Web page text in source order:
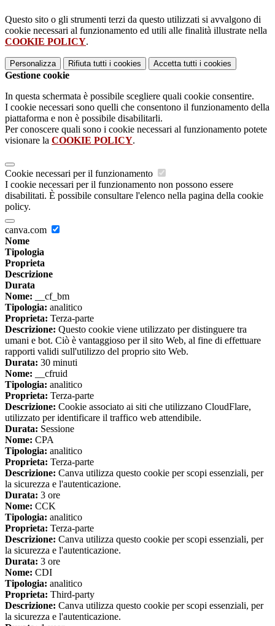
Questo sito o gli strumenti terzi da questo utilizzati si avvalgono di
cookie necessari al funzionamento ed utili alle finalità illustrate nella
COOKIE POLICY.
Personalizza Rifiuta tutti i cookies Accetta tutti i cookies
Gestione cookie
In questa schermata è possibile scegliere quali cookie consentire.
I cookie necessari sono quelli che consentono il funzionamento della
piattaforma e non è possibile disabilitarli.
Per conoscere quali sono i cookie necessari al funzionamento potete
visionare la COOKIE POLICY.
Cookie necessari per il funzionamento
I cookie necessari per il funzionamento non possono essere
disabilitati. È possibile consultare l'elenco nella pagina della cookie
policy.
canva.com
Nome
Tipologia
Proprieta
Descrizione
Durata
Nome: __cf_bm
Tipologia: analitico
Proprieta: Terza-parte
Descrizione: Questo cookie viene utilizzato per distinguere tra
umani e bot. Ciò è vantaggioso per il sito Web, al fine di effettuare
rapporti validi sull'utilizzo del proprio sito Web.
Durata: 30 minuti
Nome: __cfruid
Tipologia: analitico
Proprieta: Terza-parte
Descrizione: Cookie associato ai siti che utilizzano CloudFlare,
utilizzato per identificare il traffico web attendibile.
Durata: Sessione
Nome: CPA
Tipologia: analitico
Proprieta: Terza-parte
Descrizione: Canva utilizza questo cookie per scopi essenziali, per
la sicurezza e l'autenticazione.
Durata: 3 ore
Nome: CCK
Tipologia: analitico
Proprieta: Terza-parte
Descrizione: Canva utilizza questo cookie per scopi essenziali, per
la sicurezza e l'autenticazione.
Durata: 3 ore
Nome: CDI
Tipologia: analitico
Proprieta: Third-party
Descrizione: Canva utilizza questo cookie per scopi essenziali, per
la sicurezza e l'autenticazione.